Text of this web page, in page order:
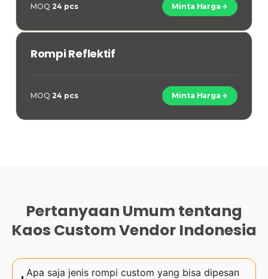
MOQ 24 pcs Minta Harga
Rompi Reflektif
MOQ 24 pcs Minta Harga
Pertanyaan Umum tentang
Kaos Custom Vendor Indonesia
Apa saja jenis rompi custom yang bisa dipesan